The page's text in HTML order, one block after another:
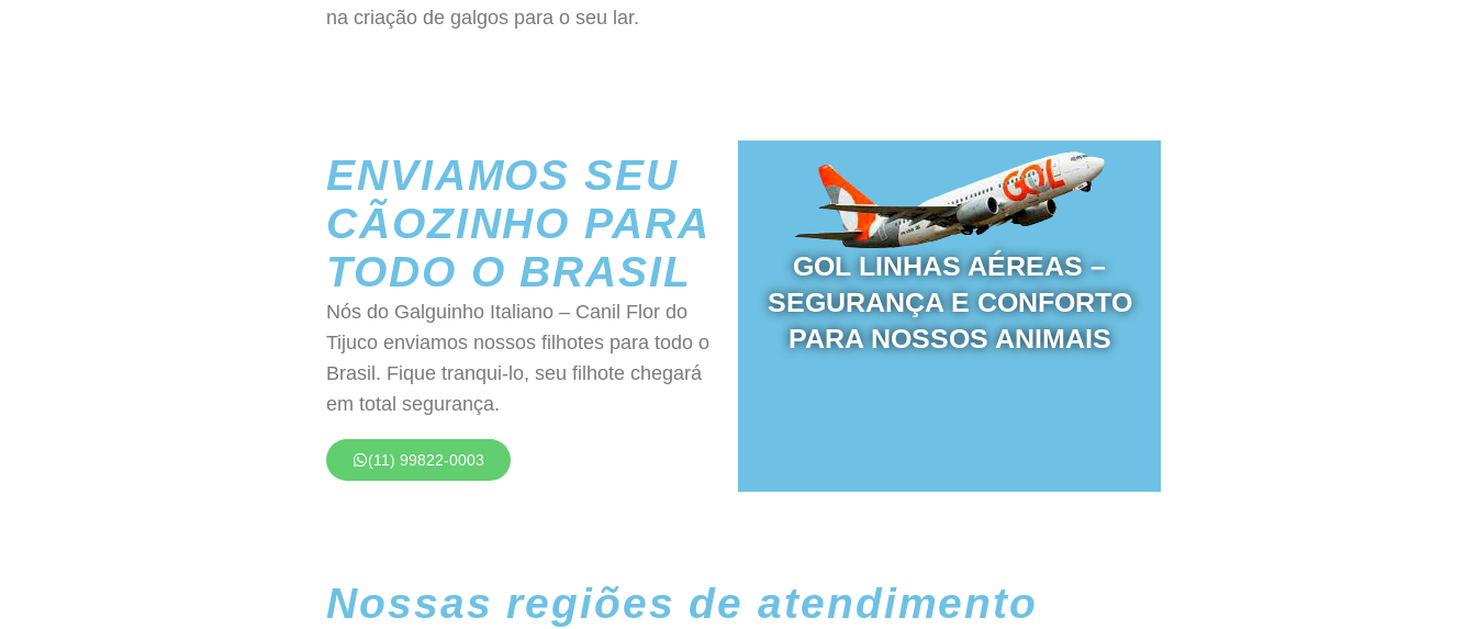
na criação de galgos para o seu lar.
ENVIAMOS SEU
CÃOZINHO PARA
TODO O BRASIL
Nós do Galguinho Italiano – Canil Flor do
Tijuco enviamos nossos filhotes para todo o
Brasil. Fique tranqui-lo, seu filhote chegará
em total segurança.
(11) 99822-0003
GOL LINHAS AÉREAS –
SEGURANÇA E CONFORTO
PARA NOSSOS ANIMAIS
Nossas regiões de atendimento